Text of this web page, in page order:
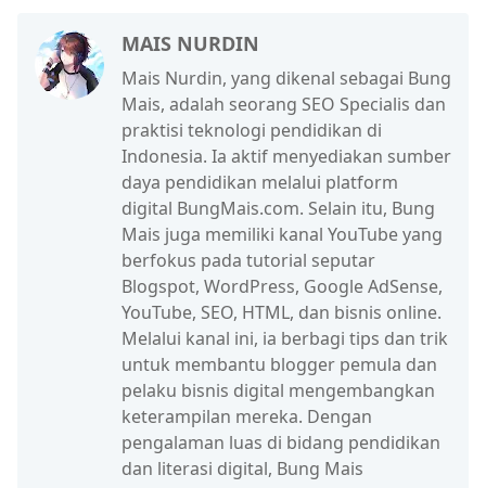
MAIS NURDIN
Mais Nurdin, yang dikenal sebagai Bung
Mais, adalah seorang SEO Specialis dan
praktisi teknologi pendidikan di
Indonesia. Ia aktif menyediakan sumber
daya pendidikan melalui platform
digital BungMais.com. Selain itu, Bung
Mais juga memiliki kanal YouTube yang
berfokus pada tutorial seputar
Blogspot, WordPress, Google AdSense,
YouTube, SEO, HTML, dan bisnis online.
Melalui kanal ini, ia berbagi tips dan trik
untuk membantu blogger pemula dan
pelaku bisnis digital mengembangkan
keterampilan mereka. Dengan
pengalaman luas di bidang pendidikan
dan literasi digital, Bung Mais